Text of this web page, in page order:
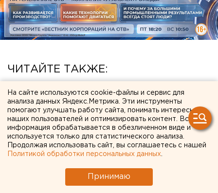
ЧИТАЙТЕ ТАКЖЕ:
Под Екатеринбургом диверсанты взорвали
создателя дрона «Упырь»
Участок с челябинским элеватором выставят
на аукцион по КРТ в этом году
Исторический центр Оренбурга застроят по
КРТ, а история с небоскребами — на паузе
Челябинцев предупредили о возможном
выходе из берегов реки Миасс
На сайте используются cookie-файлы и сервис для
анализа данных Яндекс.Метрика. Эти инструменты
помогают улучшать работу сайта, понимать интересы
наших пользователей и оптимизировать контент. Вся
информация обрабатывается в обезличенном виде и
используется только для статистического анализа.
Продолжая использовать сайт, вы соглашаетесь с нашей
Политикой обработки персональных данных
Принимаю